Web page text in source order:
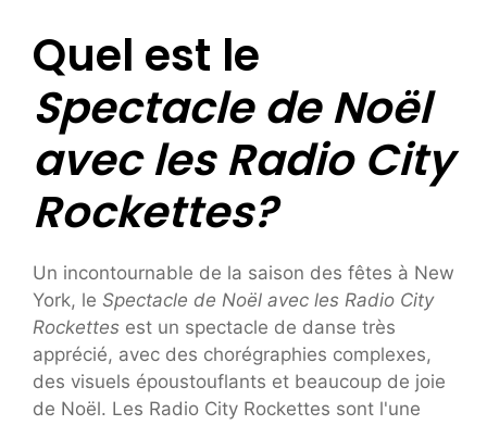
Quel est le
Spectacle de Noël
avec les Radio City
Rockettes?
Un incontournable de la saison des fêtes à New
York, le Spectacle de Noël avec les Radio City
Rockettes est un spectacle de danse très
apprécié, avec des chorégraphies complexes,
des visuels époustouflants et beaucoup de joie
de Noël. Les Radio City Rockettes sont l'une